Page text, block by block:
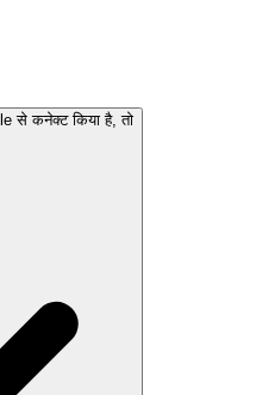
से कनेक्ट किया है, तो